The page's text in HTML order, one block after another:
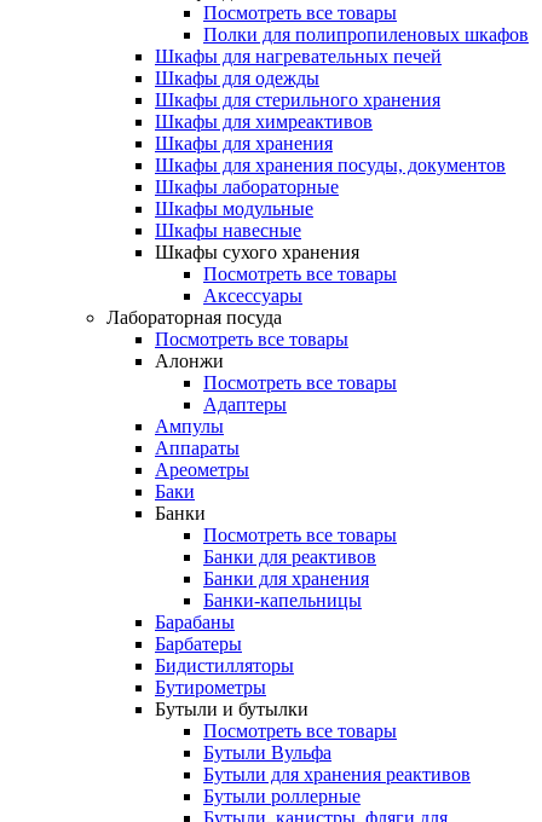
Посмотреть все товары
Полки для полипропиленовых шкафов
Шкафы для нагревательных печей
Шкафы для одежды
Шкафы для стерильного хранения
Шкафы для химреактивов
Шкафы для хранения
Шкафы для хранения посуды, документов
Шкафы лабораторные
Шкафы модульные
Шкафы навесные
Шкафы сухого хранения
Посмотреть все товары
Аксессуары
Лабораторная посуда
Посмотреть все товары
Алонжи
Посмотреть все товары
Адаптеры
Ампулы
Аппараты
Ареометры
Баки
Банки
Посмотреть все товары
Банки для реактивов
Банки для хранения
Банки-капельницы
Барабаны
Барбатеры
Бидистилляторы
Бутирометры
Бутыли и бутылки
Посмотреть все товары
Бутыли Вульфа
Бутыли для хранения реактивов
Бутыли роллерные
Бутыли, канистры, фляги для